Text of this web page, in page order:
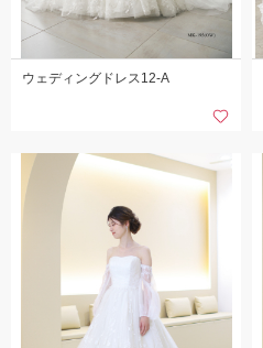
ウェディングドレス12-A